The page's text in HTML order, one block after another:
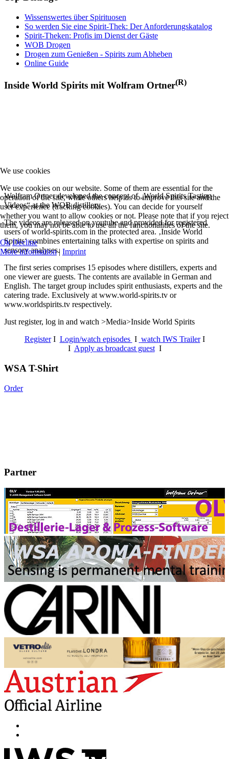
Wissenswertes über Spirituosen
So werden Sie eine Spirit-Thek: Der Anforderungskatalog
Spirit-Theken: Profis im Dienst der Gäste
WOB Drogen
Drogen zum Genießen - Spirits zum Abheben
Online Guide
Inside World Spirits mit Wolfram Ortner(R)
Wolfram Ortner developed the concept of „World Spirits Tasting
Videos“ at the WOB distillery.
The videos are released on youtube and provided for registered
users of world-spirits.com in the protected area. ‚Inside World
Spirits‘ combines entertaining talks with expertise on spirits and
sensory analyses.
The first series comprises 15 episodes where distillers, experts and
one viewer are guests. The contents are available in German and
English. The target group includes spirit enthusiasts, experts and the
catering trade. Exclusively at www.world-spirits.tv or
www.worldspirits.tv respectively.
Just register, log in and watch >Media>Inside World Spirits
RegisterI Login/watch episodes I watch IWS TrailerI
I Apply as broadcast guestI
WSA T-Shirt
Order
Partner
We use cookies
We use cookies on our website. Some of them are essential for the
operation of the site, while others help us to improve this site and the
user experience (tracking cookies). You can decide for yourself
whether you want to allow cookies or not. Please note that if you reject
them, you may not be able to use all the functionalities of the site.
Ok Decline
More information| Imprint